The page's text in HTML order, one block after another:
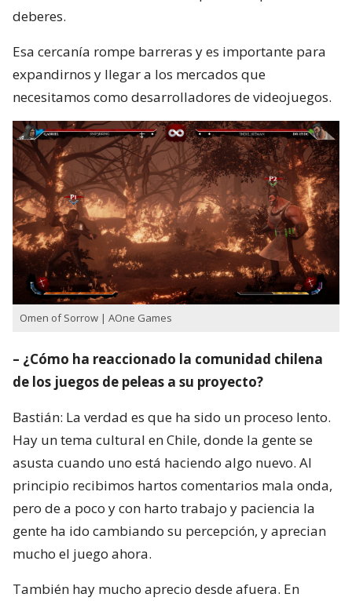
deberes.
Esa cercanía rompe barreras y es importante para
expandirnos y llegar a los mercados que
necesitamos como desarrolladores de videojuegos.
Omen of Sorrow | AOne Games
– ¿Cómo ha reaccionado la comunidad chilena
de los juegos de peleas a su proyecto?
Bastián: La verdad es que ha sido un proceso lento.
Hay un tema cultural en Chile, donde la gente se
asusta cuando uno está haciendo algo nuevo. Al
principio recibimos hartos comentarios mala onda,
pero de a poco y con harto trabajo y paciencia la
gente ha ido cambiando su percepción, y aprecian
mucho el juego ahora.
También hay mucho aprecio desde afuera. En